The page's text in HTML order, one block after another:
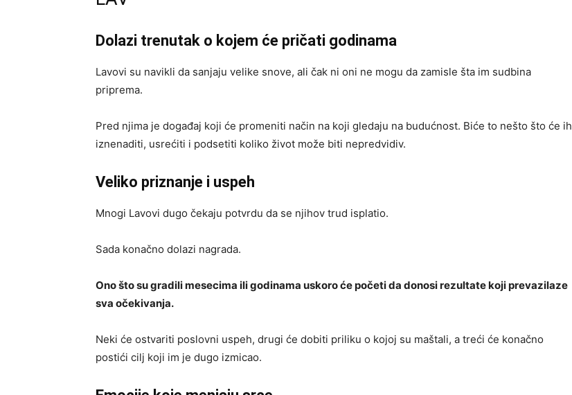
Dolazi trenutak o kojem će pričati godinama
Lavovi su navikli da sanjaju velike snove, ali čak ni oni ne mogu da zamisle šta im sudbina
priprema.
Pred njima je događaj koji će promeniti način na koji gledaju na budućnost. Biće to nešto što će ih
iznenaditi, usrećiti i podsetiti koliko život može biti nepredvidiv.
Veliko priznanje i uspeh
Mnogi Lavovi dugo čekaju potvrdu da se njihov trud isplatio.
Sada konačno dolazi nagrada.
Ono što su gradili mesecima ili godinama uskoro će početi da donosi rezultate koji prevazilaze
sva očekivanja.
Neki će ostvariti poslovni uspeh, drugi će dobiti priliku o kojoj su maštali, a treći će konačno
postići cilj koji im je dugo izmicao.